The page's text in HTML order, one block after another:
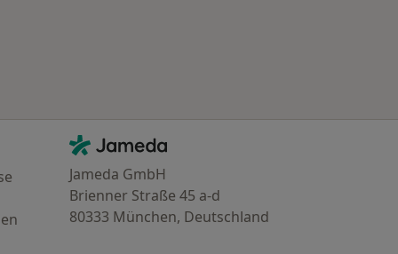
Kontakt
Jameda - Startseite
Jameda GmbH
Brienner Straße 45 a-d
80333 München, Deutschland